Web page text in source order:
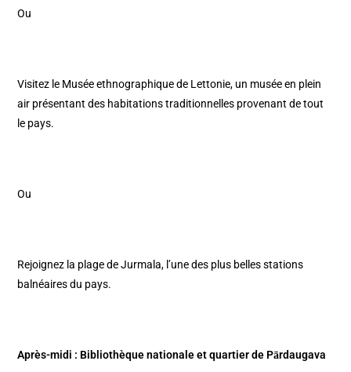
Ou
Visitez le Musée ethnographique de Lettonie, un musée en plein
air présentant des habitations traditionnelles provenant de tout
le pays.​
Ou
Rejoignez la plage de Jurmala, l’une des plus belles stations
balnéaires du pays.
Après-midi : Bibliothèque nationale et quartier de Pārdaugava